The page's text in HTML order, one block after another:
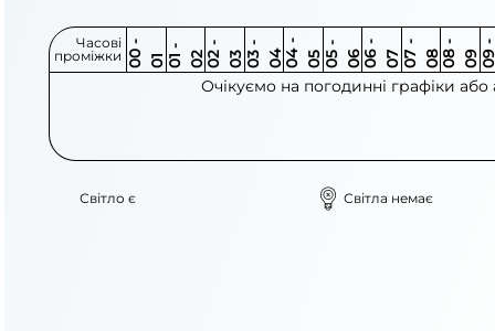
Часові
проміжки 0
0
-
0 1 0
1
-
0 2 0 2
-
0 3 0 3
-
0 4 0 4
-
0 5 0 5
-
0 6 0 6
-
0 7 0 7
-
0 8 0 8
-
0 9 0
9
-
1
Очікуємо на погодинні графіки
Світло є Світла немає